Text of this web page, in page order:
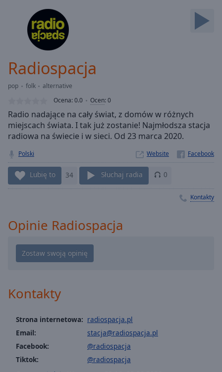
Loaded:
Stream
TypeLIVE
Seek to
currently
behind
liveLIVE
Remaining
Time-
Playback
Chapters
Descriptions
off,
selected
Radiospacja
pop folk
alternative
Ocena:0.0 Ocen:0
Radio nadające na cały świat, z domów w różnych
miejscach świata. I tak już zostanie! Najmłodsza stacja
radiowa na świecie i w sieci. Od 23 marca 2020.
Polski Website
Lubię to 34 Słuchaj radia 0
Kontakty
Opinie Radiospacja
Kontakty
Strona internetowa: radiospacja.pl
Email:
stacja@radiospacja.pl
Facebook:
@radiospacja
Tiktok:
@radiospacja